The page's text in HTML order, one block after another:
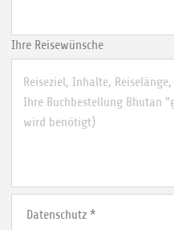
Ihre Reisewünsche
Datenschutz *